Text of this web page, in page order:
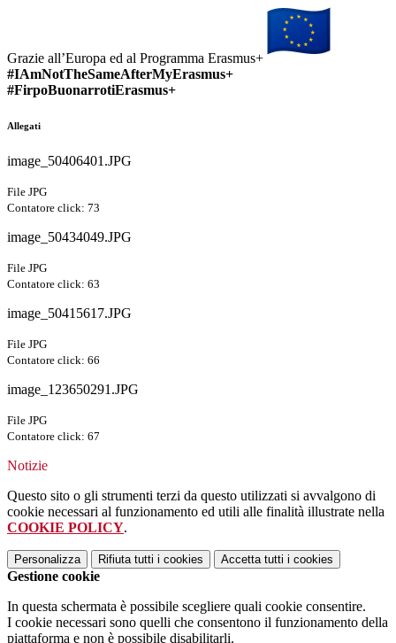
Grazie all’Europa ed al Programma Erasmus+
#IAmNotTheSameAfterMyErasmus+
#FirpoBuonarrotiErasmus+
Allegati
image_50406401.JPG
File JPG
Contatore click: 73
image_50434049.JPG
File JPG
Contatore click: 63
image_50415617.JPG
File JPG
Contatore click: 66
image_123650291.JPG
File JPG
Contatore click: 67
Notizie
Questo sito o gli strumenti terzi da questo utilizzati si avvalgono di
cookie necessari al funzionamento ed utili alle finalità illustrate nella
COOKIE POLICY.
Personalizza Rifiuta tutti i cookies Accetta tutti i cookies
Gestione cookie
In questa schermata è possibile scegliere quali cookie consentire.
I cookie necessari sono quelli che consentono il funzionamento della
piattaforma e non è possibile disabilitarli.